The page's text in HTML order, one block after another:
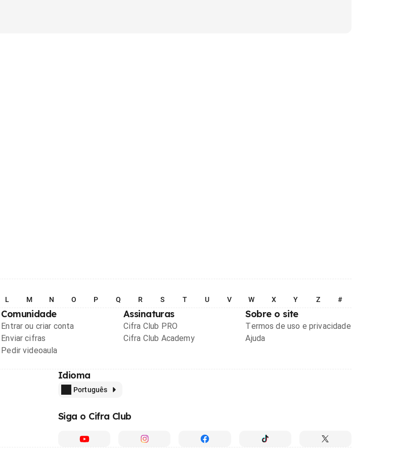
L M N O P Q R S T U V W X Y Z #
Comunidade
Entrar ou criar conta
Enviar cifras
Pedir videoaula
Assinaturas
Cifra Club PRO
Cifra Club Academy
Sobre o site
Termos de uso e privacidade
Ajuda
Idioma
Português
Siga o Cifra Club